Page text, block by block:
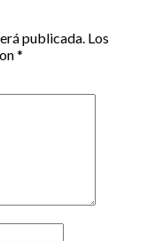
publicada. Los
*